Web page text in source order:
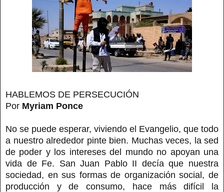
HABLEMOS DE PERSECUCIÓN
Por Myriam Ponce
No se puede esperar, viviendo el Evangelio, que todo
a nuestro alrededor pinte bien. Muchas veces, la sed
de poder y los intereses del mundo no apoyan una
vida de Fe. San Juan Pablo II decía que nuestra
sociedad, en sus formas de organización social, de
producción y de consumo, hace más difícil la